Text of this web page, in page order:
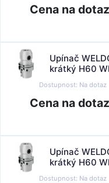
Cena na dotaz
Upínač
krátký H60
Dostupnost: Na dotaz
Cena na dotaz
Upínač
krátký H60
Dostupnost: Na dotaz